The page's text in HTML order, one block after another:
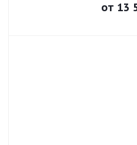
от 13